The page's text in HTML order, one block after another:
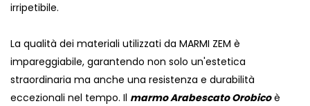
irripetibile.
La qualità dei materiali utilizzati da MARMI ZEM è
impareggiabile, garantendo non solo un'estetica
straordinaria ma anche una resistenza e durabilità
eccezionali nel tempo. Il marmo Arabescato Orobicoè